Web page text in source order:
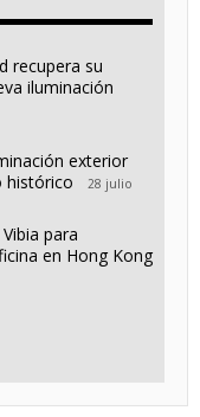
recupera su
iluminación
exterior
histórico
28 julio
para
en Hong Kong